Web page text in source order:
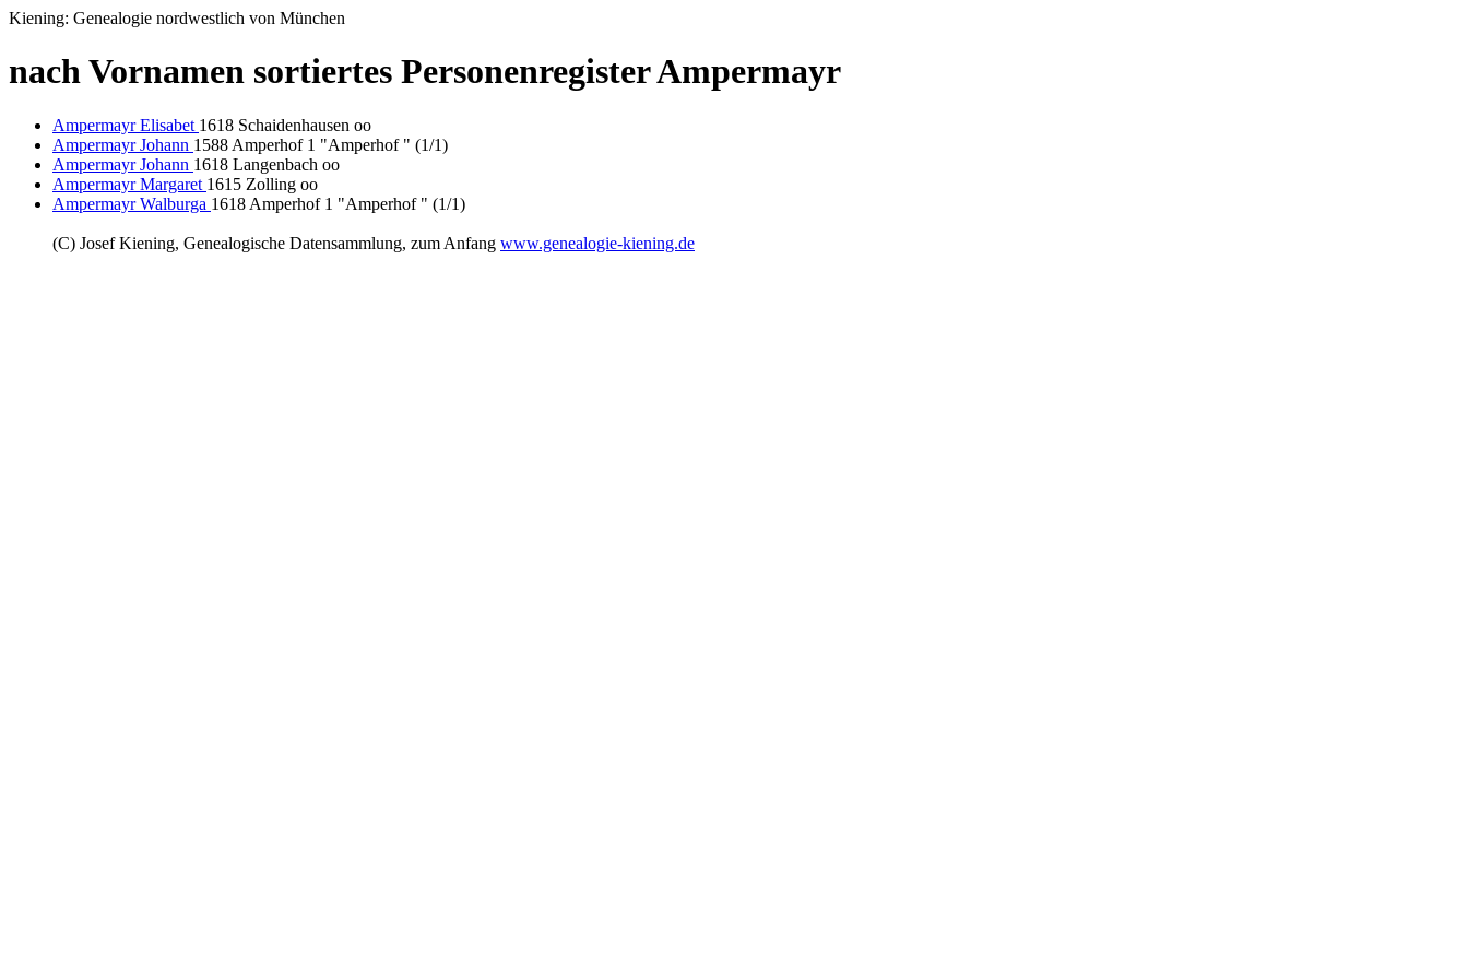
Kiening: Genealogie nordwestlich von München
nach Vornamen sortiertes Personenregister Ampermayr
Ampermayr Elisabet 1618 Schaidenhausen oo
Ampermayr Johann 1588 Amperhof 1 "Amperhof " (1/1)
Ampermayr Johann 1618 Langenbach oo
Ampermayr Margaret 1615 Zolling oo
Ampermayr Walburga 1618 Amperhof 1 "Amperhof " (1/1)
(C) Josef Kiening, Genealogische Datensammlung, zum Anfang www.genealogie-kiening.de